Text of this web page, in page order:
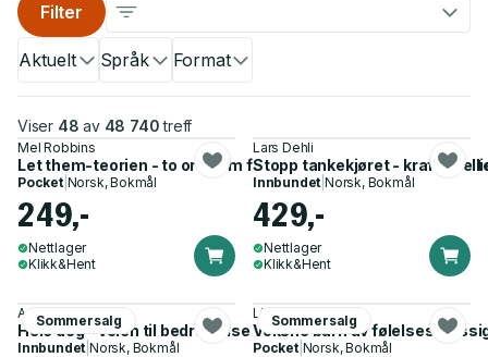
Aktuelt Språk Format
Filter
Viser 48 av 48 740 treff
Mel Robbins
Let them-teorien - to ord som forandrer livet ditt, og som
Pocket| Norsk, Bokmål
249,-
Nettlager
Klikk&Hent
Lars Dehli
Stopp tankekjøret - kraftfulle
Innbundet |Norsk, Bokmål
429,-
Nettlager
Klikk&Hent
Sommersalg
Annette Dragland
Hele deg - veien til bedre helse
Innbundet |Norsk, Bokmål
Sommersalg
Lindsay C. Gibson
Voksne barn av
Pocket| Norsk, Bokmål